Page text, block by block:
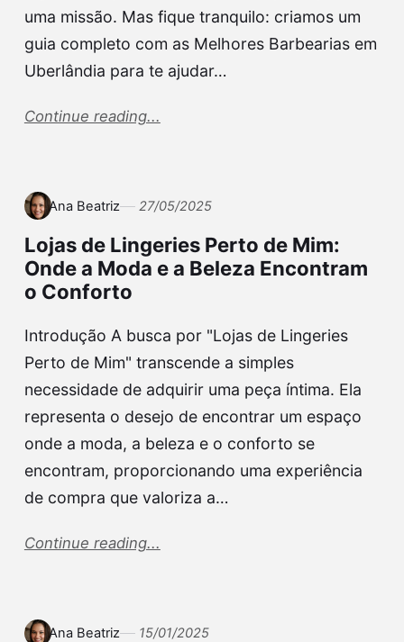
uma missão. Mas fique tranquilo: criamos um
guia completo com as Melhores Barbearias em
Uberlândia para te ajudar…
Continue reading...
Ana Beatriz 27/05/2025
Lojas de Lingeries Perto de Mim:
Onde a Moda e a Beleza Encontram
o Conforto
Introdução A busca por "Lojas de Lingeries
Perto de Mim" transcende a simples
necessidade de adquirir uma peça íntima. Ela
representa o desejo de encontrar um espaço
onde a moda, a beleza e o conforto se
encontram, proporcionando uma experiência
de compra que valoriza a…
Continue reading...
Ana Beatriz 15/01/2025